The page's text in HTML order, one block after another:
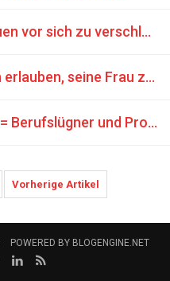
Schreibt der Islam den Frauen vor sich zu verschleiern?
Kann der Islam einem Mann erlauben, seine Frau zu schlagen?
Politik und Staatsrundfunk = Berufslügner und Propaganda TV
Vorherige Artikel
POWERED BY BLOGENGINE.NET